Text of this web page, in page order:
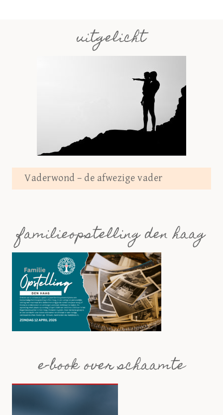
uitgelicht
Vaderwond – de afwezige vader
familieopstelling den haag
e-book over schaamte